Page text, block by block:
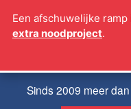
naar
Sinds 2009 meer
Een afschuwelijke ramp
extra noodproject.